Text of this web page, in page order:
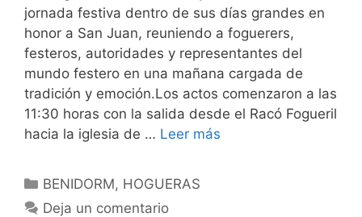
jornada festiva dentro de sus días grandes en
honor a San Juan, reuniendo a foguerers,
festeros, autoridades y representantes del
mundo festero en una mañana cargada de
tradición y emoción.Los actos comenzaron a las
11:30 horas con la salida desde el Racó Fogueril
hacia la iglesia de … Leer más
Categorías
BENIDORM, HOGUERAS
Deja un comentario